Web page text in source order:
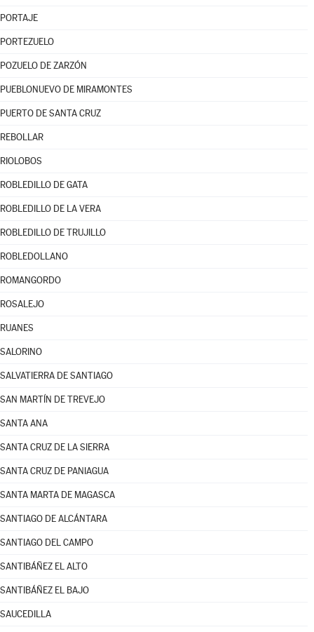
PORTAJE
PORTEZUELO
POZUELO DE ZARZÓN
PUEBLONUEVO DE MIRAMONTES
PUERTO DE SANTA CRUZ
REBOLLAR
RIOLOBOS
ROBLEDILLO DE GATA
ROBLEDILLO DE LA VERA
ROBLEDILLO DE TRUJILLO
ROBLEDOLLANO
ROMANGORDO
ROSALEJO
RUANES
SALORINO
SALVATIERRA DE SANTIAGO
SAN MARTÍN DE TREVEJO
SANTA ANA
SANTA CRUZ DE LA SIERRA
SANTA CRUZ DE PANIAGUA
SANTA MARTA DE MAGASCA
SANTIAGO DE ALCÁNTARA
SANTIAGO DEL CAMPO
SANTIBÁÑEZ EL ALTO
SANTIBÁÑEZ EL BAJO
SAUCEDILLA